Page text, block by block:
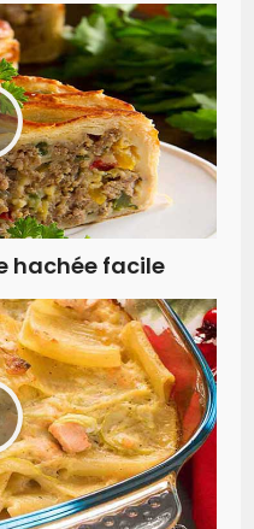
hachée facile